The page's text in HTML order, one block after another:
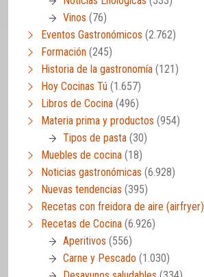
Vinos (76)
Eventos Gastronómicos (2.762)
Formación (245)
Historia de la gastronomía (121)
Hoy Cocinas Tú (1.657)
Libros de Cocina (496)
Materia prima y productos (954)
Tipos de pasta (30)
Muebles de cocina (18)
Noticias gastronómicas (6.928)
Nuevas tendencias (395)
Recetas con freidora de aire (airfryer)
Recetas de Cocina (6.926)
Aperitivos (556)
Carne y Pescado (1.030)